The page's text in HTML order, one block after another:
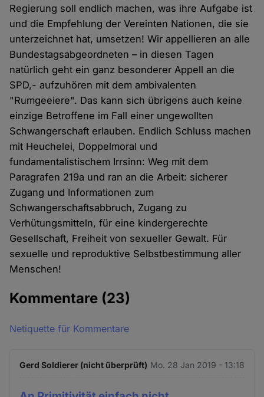
Regierung soll endlich machen, was ihre Aufgabe ist
und die Empfehlung der Vereinten Nationen, die sie
unterzeichnet hat, umsetzen! Wir appellieren an alle
Bundestagsabgeordneten – in diesen Tagen
natürlich geht ein ganz besonderer Appell an die
SPD,- aufzuhören mit dem ambivalenten
"Rumgeeiere". Das kann sich übrigens auch keine
einzige Betroffene im Fall einer ungewollten
Schwangerschaft erlauben. Endlich Schluss machen
mit Heuchelei, Doppelmoral und
fundamentalistischem Irrsinn: Weg mit dem
Paragrafen 219a und ran an die Arbeit: sicherer
Zugang und Informationen zum
Schwangerschaftsabbruch, Zugang zu
Verhütungsmitteln, für eine kindergerechte
Gesellschaft, Freiheit von sexueller Gewalt. Für
sexuelle und reproduktive Selbstbestimmung aller
Menschen!
Kommentare (23)
Netiquette für Kommentare
Gerd Soldierer (nicht überprüft) Mo. 28 Jan 2019 - 13:18